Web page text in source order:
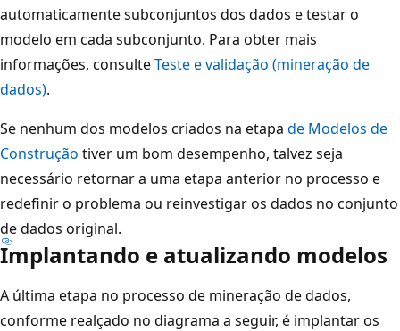
automaticamente subconjuntos dos dados e testar o
modelo em cada subconjunto. Para obter mais
informações, consulteTeste e validação (mineração de
dados).
Se nenhum dos modelos criados na etapa de Modelos de
Construção tiver um bom desempenho, talvez seja
necessário retornar a uma etapa anterior no processo e
redefinir o problema ou reinvestigar os dados no conjunto
de dados original.
Implantando e atualizando modelos
A última etapa no processo de mineração de dados,
conforme realçado no diagrama a seguir, é implantar os